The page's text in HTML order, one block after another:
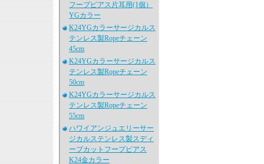
フープピアス片耳用(1個）
YGカラー
K24YGカラーサージカルス
テンレス製Ropeチェーン
45cm
K24YGカラーサージカルス
テンレス製Ropeチェーン
50cm
K24YGカラーサージカルス
テンレス製Ropeチェーン
55cm
ハワイアンジュエリーサー
ジカルステンレス製スディ
ープカットフープピアス
K24金カラー